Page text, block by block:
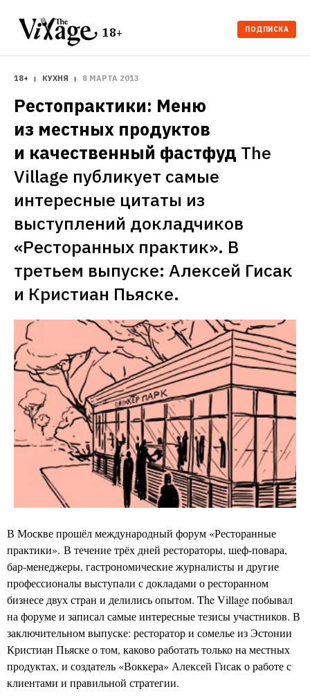
18+ ПОДПИСКА
18+ КУХНЯ 8 МАРТА 2013
Рестопрактики: Меню
из местных продуктов
и качественный фастфуд The
Village публикует самые
интересные цитаты из
выступлений докладчиков
«Ресторанных практик». В
третьем выпуске: Алексей Гисак
и Кристиан Пьяске.
В Москве прошёл международный форум «Ресторанные
практики». В течение трёх дней рестораторы, шеф-повара,
бар-менеджеры, гастрономические журналисты и другие
профессионалы выступали с докладами о ресторанном
бизнесе двух стран и делились опытом. The Village побывал
на форуме и записал самые интересные тезисы участников. В
заключительном выпуске: ресторатор и сомелье из Эстонии
Кристиан Пьяске о том, каково работать только на местных
продуктах, и создатель «Воккера» Алексей Гисак о работе с
клиентами и правильной стратегии.